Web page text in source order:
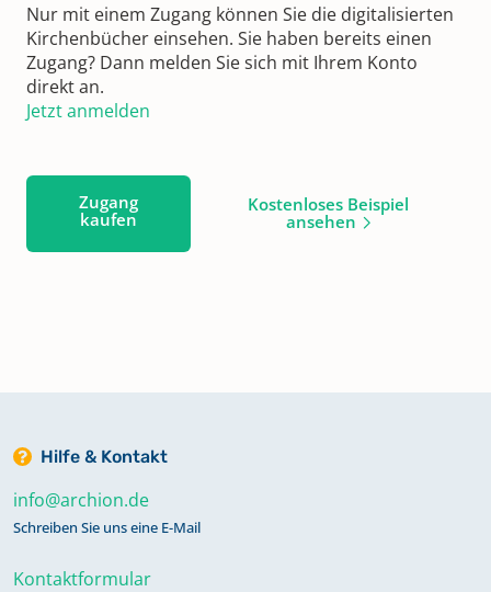
Nur mit einem Zugang können Sie die digitalisierten
Kirchenbücher einsehen. Sie haben bereits einen
Zugang? Dann melden Sie sich mit Ihrem Konto
direkt an.
Jetzt anmelden
Zugang
kaufen
Kostenloses Beispiel
ansehen
Hilfe & Kontakt
info@archion.de
Schreiben Sie uns eine E-Mail
Kontaktformular